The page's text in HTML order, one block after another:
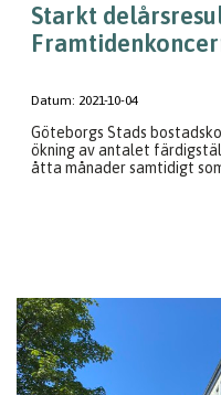
Starkt
Datum: 2021-10-04
Göteborgs Stads
ökning av antalet
åtta månader samtidigt